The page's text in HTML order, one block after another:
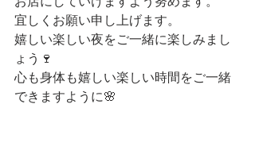
宜しくお願い申し上げます。
嬉しい楽しい夜をご一緒に楽しみまし
ょう🍷
心も身体も嬉しい楽しい時間をご一緒
できますように🌸